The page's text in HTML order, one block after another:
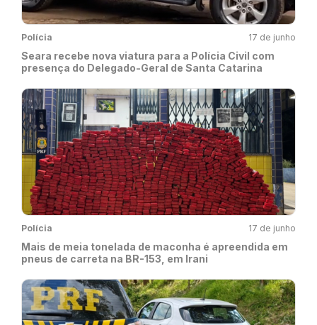
Polícia 17 de junho
Seara recebe nova viatura para a Polícia Civil com
presença do Delegado-Geral de Santa Catarina
Polícia 17 de junho
Mais de meia tonelada de maconha é apreendida em
pneus de carreta na BR-153, em Irani